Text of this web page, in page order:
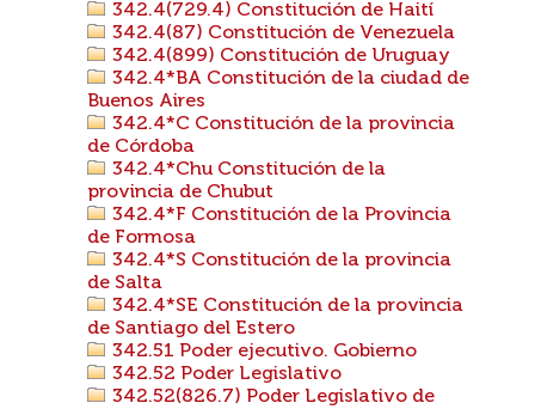
342.4(729.4) Constitución de Haití
342.4(87) Constitución de Venezuela
342.4(899) Constitución de Uruguay
342.4*BA Constitución de la ciudad de
Buenos Aires
342.4*C Constitución de la provincia
de Córdoba
342.4*Chu Constitución de la
provincia de Chubut
342.4*F Constitución de la Provincia
de Formosa
342.4*S Constitución de la provincia
de Salta
342.4*SE Constitución de la provincia
de Santiago del Estero
342.51 Poder ejecutivo. Gobierno
342.52 Poder Legislativo
342.52(826.7) Poder Legislativo de